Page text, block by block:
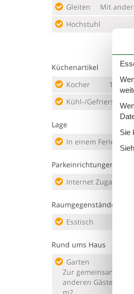
Gleiten
Mit
Hochstuhl
Küchenartikel
Kocher
1
Kühl-/Gefrierschrank
Lage
In einem Ferienpark
Parkeinrichtungen
Internet Zugang
Raumgegenstände
Esstisch
Rund ums Haus
Garten
Zur gemeinsamen
anderen Gästen,
Sie